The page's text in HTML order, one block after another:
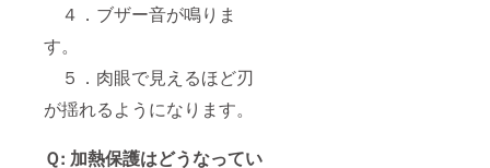
４．ブザー音が鳴りま
す。
５．肉眼で見えるほど刃
が揺れるようになります。
Ｑ: 加熱保護はどうなってい